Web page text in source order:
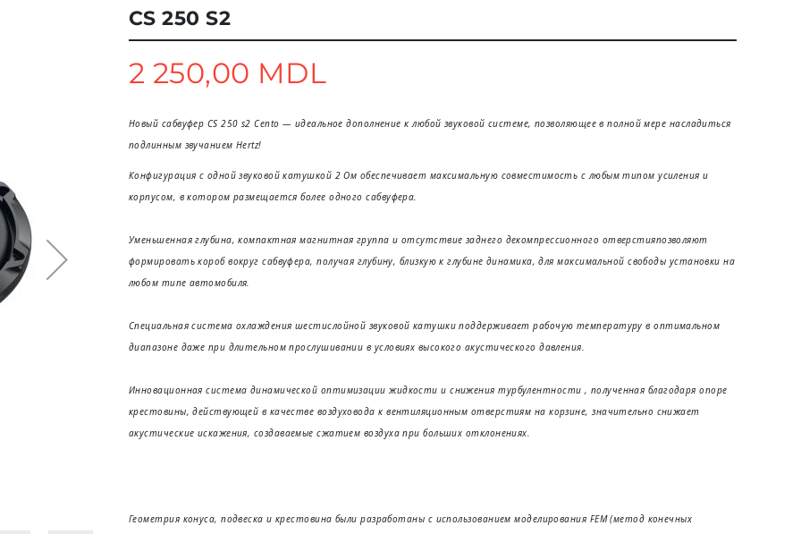
CS 250 S2
2 250,00 MDL
Новый сабвуфер CS 250 s2 Cento — идеальное дополнение к любой звуковой системе, позволяющее в полной мере насладиться
подлинным звучанием Hertz!
Конфигурация с одной звуковой катушкой 2 Ом обеспечивает максимальную совместимость с любым типом усиления и
корпусом, в котором размещается более одного сабвуфера.
Уменьшенная глубина, компактная магнитная группа и отсутствие заднего декомпрессионного отверстияпозволяют
формировать короб вокруг сабвуфера, получая глубину, близкую к глубине динамика, для максимальной свободы установки на
любом типе автомобиля.
Специальная система охлаждения шестислойной звуковой катушки поддерживает рабочую температуру в оптимальном
диапазоне даже при длительном прослушивании в условиях высокого акустического давления.
Инновационная система динамической оптимизации жидкости и снижения турбулентности , полученная благодаря опоре
крестовины, действующей в качестве воздуховода к вентиляционным отверстиям на корзине, значительно снижает
акустические искажения, создаваемые сжатием воздуха при больших отклонениях.
Геометрия конуса, подвеска и крестовина были разработаны с использованием моделирования FEM (метод конечных